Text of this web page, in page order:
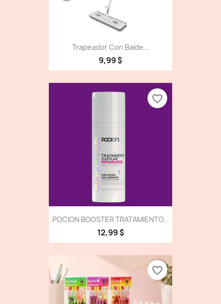
Trapeador Con Balde...
9,99 $
POCION BOOSTER TRATAMIENTO...
12,99 $
favorite_border
favorite_border